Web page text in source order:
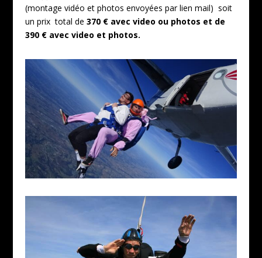
(montage vidéo et photos envoyées par lien mail) soit
un prix total de 370 € avec video ou photos et de
390 € avec video et photos.